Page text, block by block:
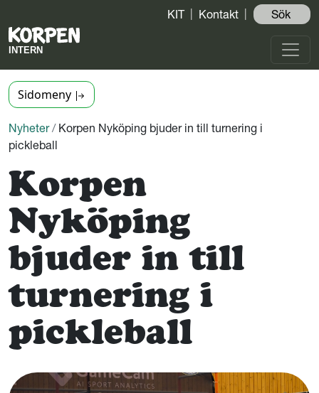
KIT Kontakt Sök ️
Sidomeny
Nyheter / Korpen Nyköping bjuder in till turnering i
pickleball
Korpen
Nyköping
bjuder in till
turnering i
pickleball